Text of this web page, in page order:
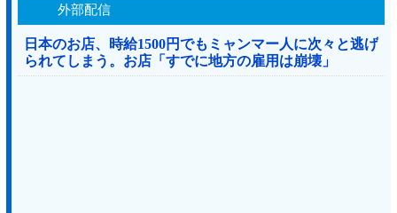
外部配信
日本のお店、時給1500円でもミャンマー人に次々と逃げ
られてしまう。お店「すでに地方の雇用は崩壊」